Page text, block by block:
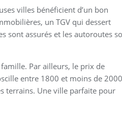
villes bénéficient d’un bon
un TGV qui dessert
sont assurés et les autoroutes
Par ailleurs, le prix de
entre 1800 et moins de 2000
terrains. Une ville parfaite pour